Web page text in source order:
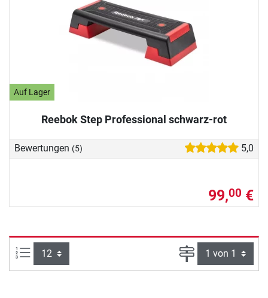
Auf Lager
Reebok Step Professional schwarz-rot
Bewertungen (5) 5,0
99,00 €
Artikel pro Seite: Seite